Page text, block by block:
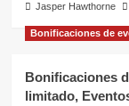
Jasper Hawthorne
Bonificaciones de
Bonificaciones
limitado,